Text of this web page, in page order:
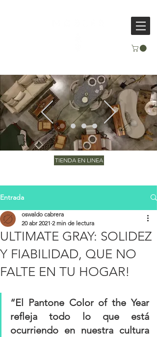
TIENDA EN LINEA
Entrada
ULTIMATE GRAY: SOLIDEZ
Y FIABILIDAD, QUE NO
FALTE EN TU HOGAR!
oswaldo cabrera
20 abr 2021 2 min de lectura
“El Pantone Color of the Year
refleja todo lo que está
ocurriendo en nuestra cultura